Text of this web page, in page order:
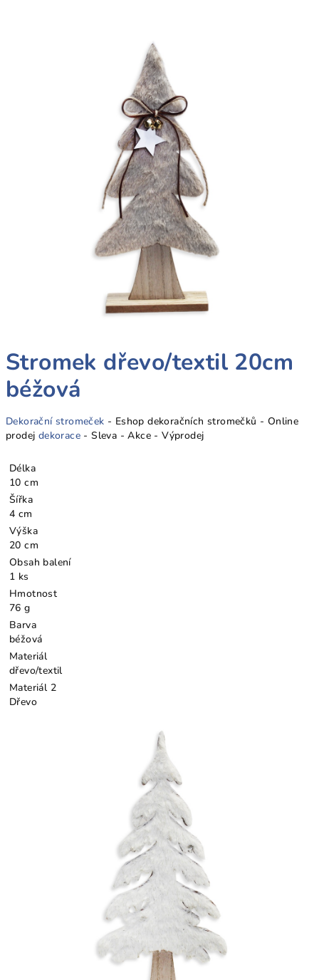
Stromek dřevo/textil 20cm
béžová
Dekorační stromeček - Eshop dekoračních stromečků - Online
prodej dekorace - Sleva - Akce - Výprodej
Délka
10 cm
Šířka
4 cm
Výška
20 cm
Obsah balení
1 ks
Hmotnost
76 g
Barva
béžová
Materiál
dřevo/textil
Materiál 2
Dřevo